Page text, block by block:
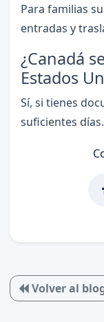
Para familias
entradas y
¿Canadá
Estados
Sí, si tienes
suficientes días.
Volver al